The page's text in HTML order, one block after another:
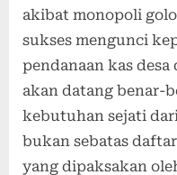
akibat monopoli
sukses mengunci
pendanaan kas
akan datang benar-
kebutuhan sejati
bukan sebatas
yang dipaksakan